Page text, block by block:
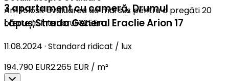
Am folosit evaluarea de mai sus pentru a pregăti 20
oferte în interiorul 3255m.
3 apartament cu cameră,Drumul
Lăpuș;Strada General Eraclie Arion 17
11.08.2024 · Standard ridicat / lux
194.790 EUR2.265 EUR / m²